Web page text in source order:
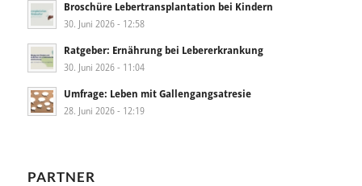
Broschüre Lebertransplantation bei Kindern
30. Juni 2026 - 12:58
Ratgeber: Ernährung bei Lebererkrankung
30. Juni 2026 - 11:04
Umfrage: Leben mit Gallengangsatresie
28. Juni 2026 - 12:19
PARTNER